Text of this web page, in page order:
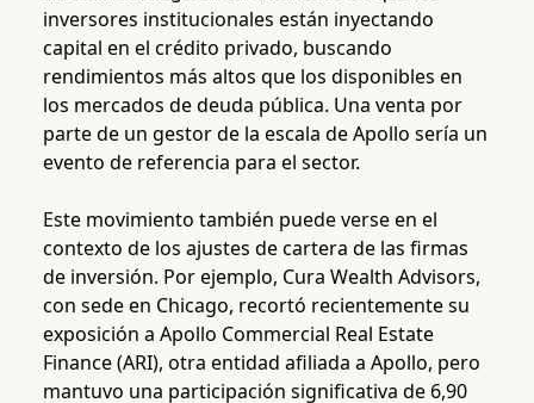
inversores institucionales están inyectando
capital en el crédito privado, buscando
rendimientos más altos que los disponibles en
los mercados de deuda pública. Una venta por
parte de un gestor de la escala de Apollo sería un
evento de referencia para el sector.
Este movimiento también puede verse en el
contexto de los ajustes de cartera de las firmas
de inversión. Por ejemplo, Cura Wealth Advisors,
con sede en Chicago, recortó recientemente su
exposición a Apollo Commercial Real Estate
Finance (ARI), otra entidad afiliada a Apollo, pero
mantuvo una participación significativa de 6,90